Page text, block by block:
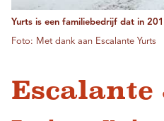
Yurts is een familiebedrijf dat in
Foto: Met dank aan Escalante Yurts
Escalante